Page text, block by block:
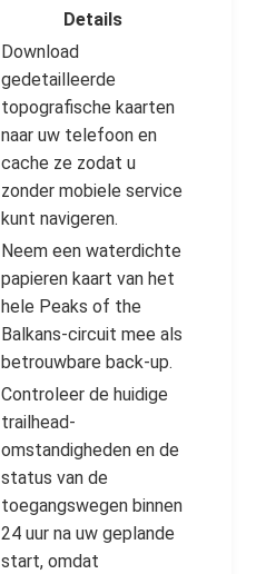
Details
Download
gedetailleerde
topografische kaarten
naar uw telefoon en
cache ze zodat u
zonder mobiele service
kunt navigeren.
Neem een waterdichte
papieren kaart van het
hele Peaks of the
Balkans-circuit mee als
betrouwbare back-up.
Controleer de huidige
trailhead-
omstandigheden en de
status van de
toegangswegen binnen
24 uur na uw geplande
start, omdat